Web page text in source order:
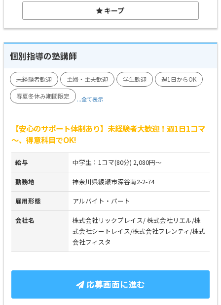
キープ
個別指導の塾講師
未経験者歓迎 主婦・主夫歓迎 学生歓迎
週1日からOK
春夏冬休み期間限定
...全て表示
【安心のサポート体制あり】未経験者大歓迎！週1日1コマ
～、得意科目でOK!
給与 中学生：1コマ(80分) 2,080円～
勤務地 神奈川県綾瀬市深谷南2-2-74
雇用形態 アルバイト・パート
会社名
株式会社リックプレイス/ 株式会社リエル/株
式会社シートレイス/株式会社フレンティ/株式
会社フィスタ
応募画面に進む